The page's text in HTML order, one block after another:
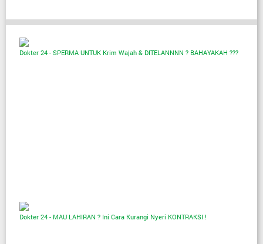
Dokter 24 - SPERMA UNTUK Krim Wajah & DITELANNNN ? BAHAYAKAH ???
Dokter 24 - MAU LAHIRAN ? Ini Cara Kurangi Nyeri KONTRAKSI !